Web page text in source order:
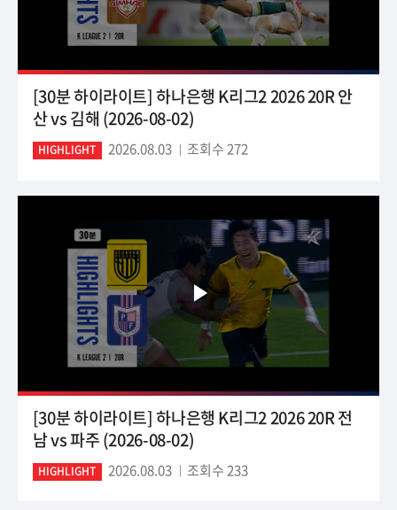
[30분 하이라이트] 하나은행 K리그2 2026 20R 안
산 vs 김해 (2026-08-02)
HIGHLIGHT 2026.08.03 조회수 272
[30분 하이라이트] 하나은행 K리그2 2026 20R 전
남 vs 파주 (2026-08-02)
HIGHLIGHT 2026.08.03 조회수 233